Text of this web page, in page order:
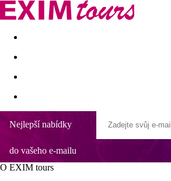
Akční nabídky Last minute
Nejlepší nabídky
do vašeho e-mailu
O EXIM tours